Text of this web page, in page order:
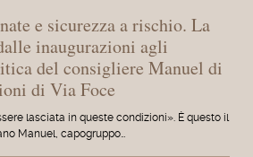
e sicurezza a rischio. La
inaugurazioni agli
del consigliere Manuel di
di Via Foce
lasciata in queste condizioni». È questo il
Manuel, capogruppo…